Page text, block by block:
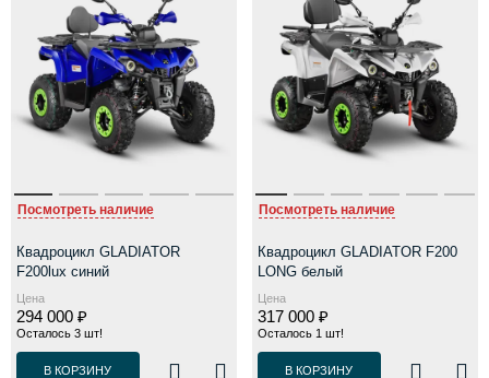
Посмотреть наличие
Квадроцикл GLADIATOR
F200lux синий
Цена
294 000 ₽
Осталось 3 шт!
В КОРЗИНУ
Посмотреть наличие
Квадроцикл GLADIATOR F200
LONG белый
Цена
317 000 ₽
Осталось 1 шт!
В КОРЗИНУ